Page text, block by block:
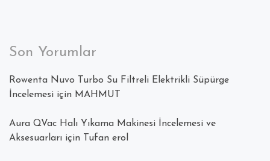
Son Yorumlar
Rowenta Nuvo Turbo Su Filtreli Elektrikli Süpürge
İncelemesi için MAHMUT
Aura QVac Halı Yıkama Makinesi İncelemesi ve
Aksesuarları için Tufan erol